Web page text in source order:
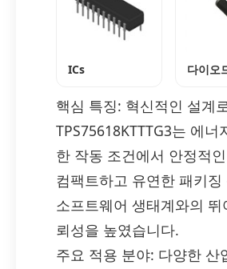
ICs 다이오
핵심 특징: 혁신적인 설계
TPS75618KTTTG3는 에
한 작동 조건에서 안정적
컴팩트하고 유연한 패키
소프트웨어 생태계와의
뢰성을 높였습니다.
주요 적용 분야: 다양한 산